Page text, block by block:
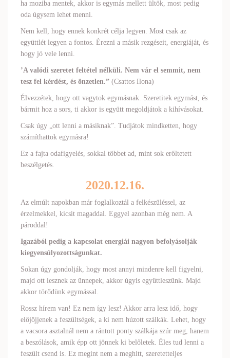
ha moziba mentek, akkor is egymás mellett ültök, most pedig
oda úgysem lehet menni.
Nem kell, hogy ennek konkrét célja legyen. Most csak az
együttlét legyen a fontos. Érezni a másik rezgéseit, energiáját, és
hogy jó vele lenni.
’A valódi szeretet feltétel nélküli. Nem vár el semmit, nem
tesz fel kérdést, és önzetlen.” (Csattos Ilona)
Élvezzétek, hogy ott vagytok egymásnak. Szeretitek egymást, és
bármit hoz a sors, ti akkor is együtt megoldjátok a kihívásokat.
Csak úgy „ott lenni a másiknak”. Tudjátok mindketten, hogy
számíthattok egymásra!
Ez a fajta odafigyelés, sokkal többet ad, mint sok erőltetett
beszélgetés.
2020.12.16.
Az elmúlt napokban már foglalkoztál a felkészüléssel, az
érzelmekkel, kicsit magaddal. Eggyel azonban még nem. A
pároddal!
Igazából pedig a kapcsolat energiái nagyon befolyásolják
kiegyensúlyozottságunkat.
Sokan úgy gondolják, hogy most annyi mindenre kell figyelni,
majd ott lesznek az ünnepek, akkor úgyis együttleszünk. Majd
akkor törődünk egymással.
Rossz hírem van! Ez nem így lesz! Akkor arra lesz idő, hogy
előjöjjenek a feszültségek, a ki nem húzott szálkák. Lehet, hogy
a vacsora asztalnál nem a rántott ponty szálkája szúr meg, hanem
a beszólások, amik épp ott jönnek ki belőletek. Éles tud lenni a
feszült csend is. Ez megint nem a meghitt, szeretetteljes